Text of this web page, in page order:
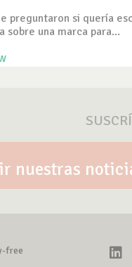
preguntaron si quería
sobre una marca para...
nuestras
free